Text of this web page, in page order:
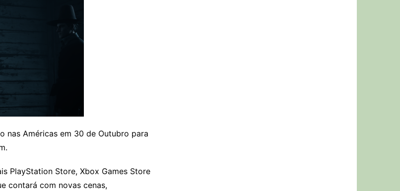
nas Américas em 30 de Outubro para
PlayStation Store, Xbox Games Store
contará com novas cenas,